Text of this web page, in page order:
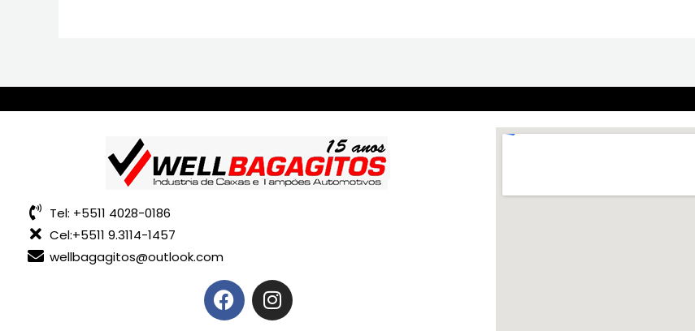
Tel: +5511 4028-0186
Cel:+5511 9.3114-1457
wellbagagitos@outlook.com